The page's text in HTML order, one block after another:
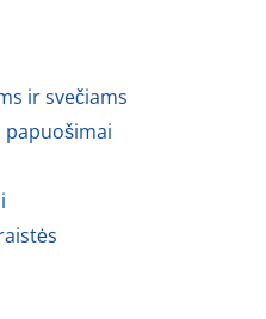
ir svečiams
papuošimai